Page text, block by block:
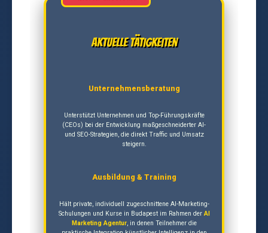
Aktuelle Tätigkeiten
Unternehmensberatung
Unterstützt Unternehmen und Top-Führungskräfte
(CEOs) bei der Entwicklung maßgeschneiderter AI-
und SEO-Strategien, die direkt Traffic und Umsatz
steigern.
Ausbildung & Training
Hält private, individuell zugeschnittene AI-Marketing-
Schulungen und Kurse in Budapest im Rahmen derAI
Marketing Agentur, in denen Teilnehmer die